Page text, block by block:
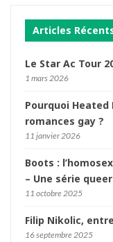
Articles
Le Star Ac Tour
1 mars 2026
Pourquoi Heated
romances gay ?
11 janvier 2026
Boots :
– Une série
11 octobre 2025
Filip Nikolic,
16 septembre 2025